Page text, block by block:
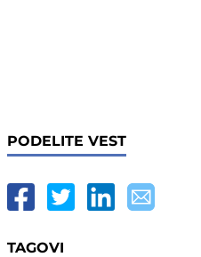
PODELITE VEST
TAGOVI